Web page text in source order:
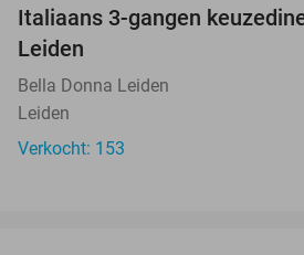
Italiaans 3-gangen
Leiden
Bella Donna Leiden
Leiden
Verkocht: 153